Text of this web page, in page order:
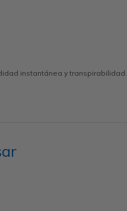
instantánea y transpirabilidad.